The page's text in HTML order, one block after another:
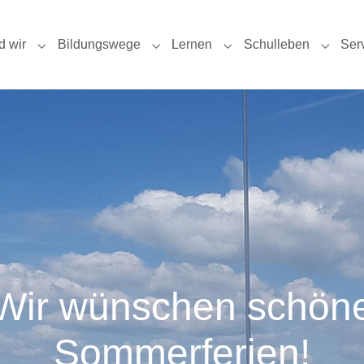
wir
Submenu for "Das sind wir"
Bildungswege
Submenu for "Bildungswege"
Lernen
Submenu for "Lernen"
Schulleben
wünschen
Sommerferien!